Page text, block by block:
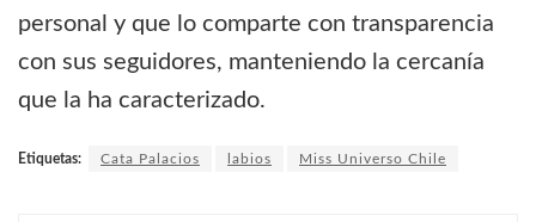
personal y que lo comparte con transparencia
con sus seguidores, manteniendo la cercanía
que la ha caracterizado.
Etiquetas: Cata Palacios labios Miss Universo Chile